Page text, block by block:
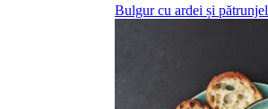
Bulgur cu ardei și pătrunjel